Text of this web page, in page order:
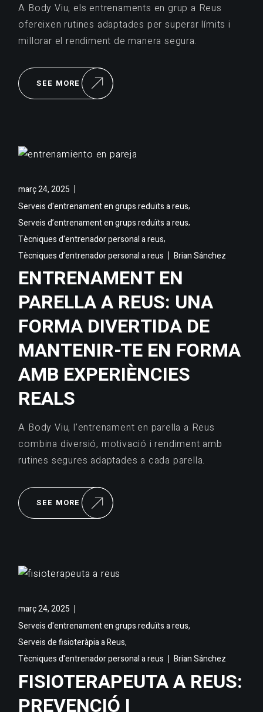
A Body Viu, els entrenaments en grup a Reus
ofereixen rutines adaptades per superar límits i
millorar el rendiment de manera segura.
SEE MORE
març 24, 2025
Serveis d'entrenament en grups reduïts a reus,
Serveis d’entrenament en grups reduïts a reus,
Tècniques d'entrenador personal a reus,
Tècniques d’entrenador personal a reus Brian Sánchez
ENTRENAMENT EN
PARELLA A REUS: UNA
FORMA DIVERTIDA DE
MANTENIR-TE EN FORMA
AMB EXPERIÈNCIES
REALS
A Body Viu, l’entrenament en parella a Reus
combina diversió, motivació i rendiment amb
rutines segures adaptades a cada parella.
SEE MORE
març 24, 2025
Serveis d'entrenament en grups reduïts a reus,
Serveis de fisioteràpia a Reus,
Tècniques d'entrenador personal a reus Brian Sánchez
FISIOTERAPEUTA A REUS:
PREVENCIÓ I